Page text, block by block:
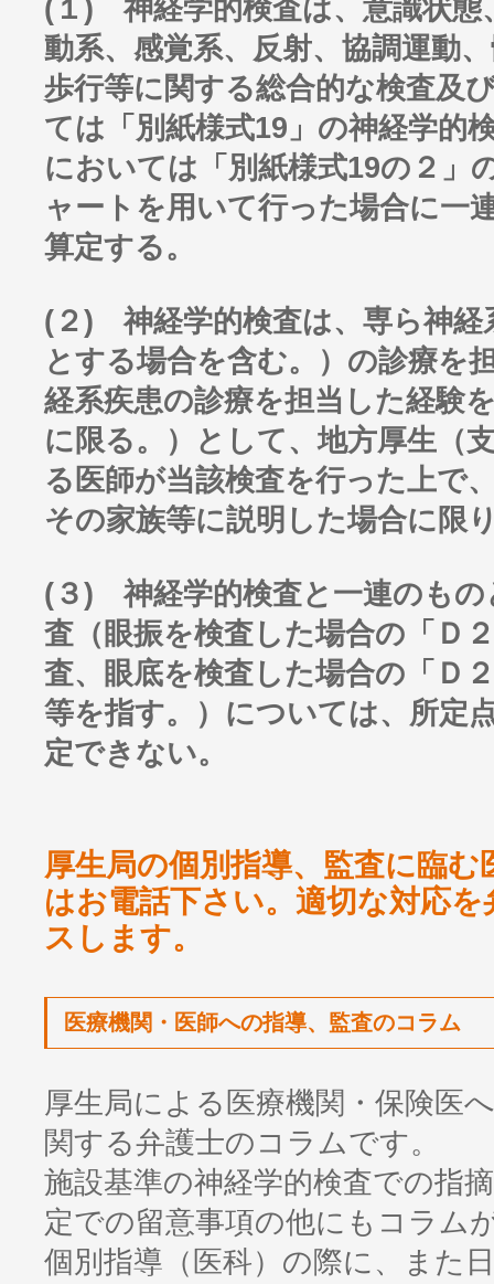
(１) 神経学的検査は、意識状態
動系、感覚系、反射、協調運動
歩行等に関する総合的な検査及
ては「別紙様式19」の神経学的
においては「別紙様式19の２」
ャートを用いて行った場合に一
算定する。
(２) 神経学的検査は、専ら神経
とする場合を含む。）の診療を
経系疾患の診療を担当した経験
に限る。）として、地方厚生（
る医師が当該検査を行った上で
その家族等に説明した場合に限
(３) 神経学的検査と一連のもの
査（眼振を検査した場合の「Ｄ
査、眼底を検査した場合の「Ｄ
等を指す。）については、所定
定できない。
厚生局の個別指導、監査に臨む
はお電話下さい。適切な対応
スします。
医療機関・医師への指導、監査のコラム
厚生局による医療機関・保険医
関する弁護士のコラムです。
施設基準の神経学的検査での指
定での留意事項の他にもコラム
個別指導（医科）の際に、また